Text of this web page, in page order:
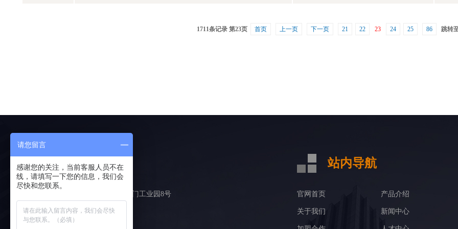
1711条记录 第23页 首页 上一页 下一页 21 22 23 24 25 86 跳转
联系我们
地址：怀化市洪江区桂花园乡岩门工业园8号
手机：17711757908
站内导航
官网首页 产品介绍
关于我们 新闻中心
请您留言
感谢您的关注，当前客服人员不在
线，请填写一下您的信息，我们会
尽快和您联系。